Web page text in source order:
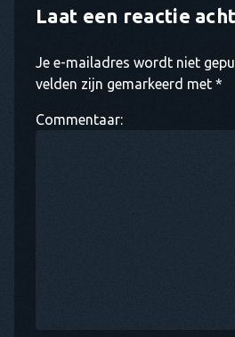
Laat een reactie
Je e-mailadres wordt niet
velden zijn gemarkeerd met *
Commentaar: